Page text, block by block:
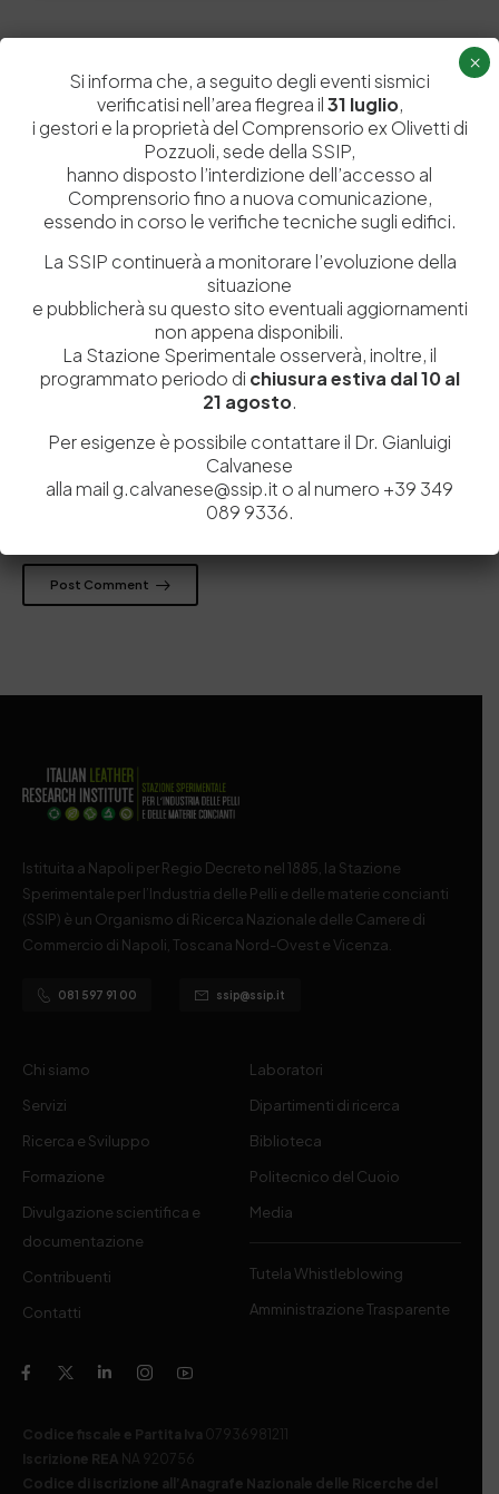
Lascia un commento
Il tuo indirizzo email non sarà pubblicato. I campi obbligatori sono
Salva il mio nome, email e sito web in questo browser per la
prossima volta che commento.
Post Comment
Istituita a Napoli per Regio Decreto nel 1885, la Stazione
Sperimentale per l’Industria delle Pelli e delle materie concianti
(SSIP) è un Organismo di Ricerca Nazionale delle Camere di
Commercio di Napoli, Toscana Nord-Ovest e Vicenza.
081 597 91 00 ssip@ssip.it
Chi siamo
Servizi
Ricerca e Sviluppo
Formazione
Divulgazione scientifica e
documentazione
Contribuenti
Contatti
Laboratori
Dipartimenti di ricerca
Biblioteca
Politecnico del Cuoio
Media
Tutela Whistleblowing
Amministrazione Trasparente
Codice fiscale e Partita Iva 07936981211
Iscrizione REA NA 920756
Codice di iscrizione all’Anagrafe Nazionale delle Ricerche del
Si informa che, a seguito degli eventi sismici
verificatisi nell’area flegrea il31 luglio,
i gestori e la proprietà del Comprensorio ex Olivetti di
Pozzuoli, sede della SSIP,
hanno disposto l’interdizione dell’accesso al
Comprensorio fino a nuova comunicazione,
essendo in corso le verifiche tecniche sugli edifici.
La SSIP continuerà a monitorare l’evoluzione della
situazione
e pubblicherà su questo sito eventuali aggiornamenti
non appena disponibili.
La Stazione Sperimentale osserverà, inoltre, il
programmato periodo di chiusura estiva dal 10 al
21 agosto.
Per esigenze è possibile contattare il Dr. Gianluigi
Calvanese
alla mail g.calvanese@ssip.it o al numero +39 349
089 9336.
×